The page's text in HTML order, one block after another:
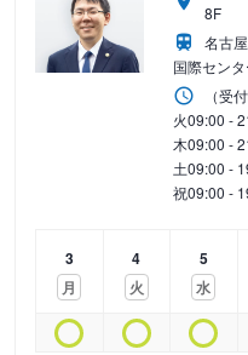
8F
名古
国際セン
（受
火09:00 -
木09:00 -
土09:00 -
祝09:00 -
3
月
4
火
5
水